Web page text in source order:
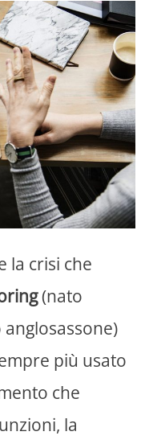
la crisi che
(nato
più usato
che
la